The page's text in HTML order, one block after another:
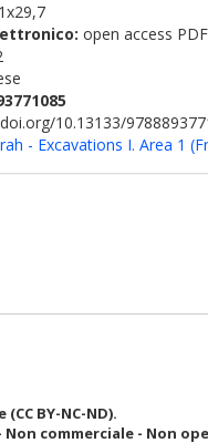
open access PDF
10.13133/
- Excavations I. Area 1
BY-NC-ND).
commerciale - Non